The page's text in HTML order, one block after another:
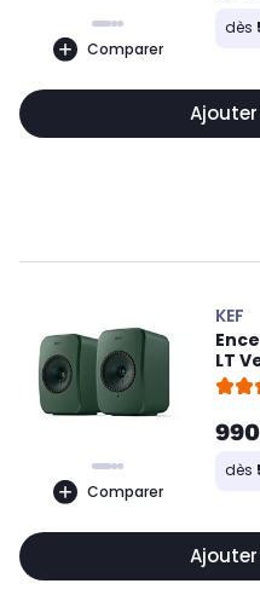
Comparer
dès
Comparer
KEF
LT
dès